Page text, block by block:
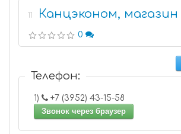
11 Канцэконом, магазин
0
Телефон:
1)
+7 (3952) 43-15-58
Звонок через браузер